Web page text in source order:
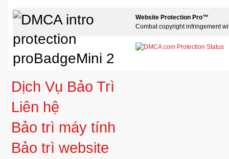
Website Protection Pro™
Combat copyright infringement
Dịch Vụ Bảo Trì
Liên hệ
Bảo trì máy tính
Bảo trì website